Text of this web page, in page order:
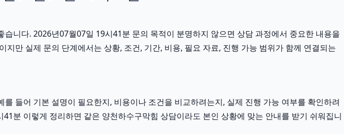
니다. 2026년07월07일 19시41분 문의 목적이 분명하지 않으면 상담 과정에서 중요한 내용을
만 실제 문의 단계에서는 상황, 조건, 기간, 비용, 필요 자료, 진행 가능 범위가 함께 연결되는
들어 기본 설명이 필요한지, 비용이나 조건을 비교하려는지, 실제 진행 가능 여부를 확인하려
분 이렇게 정리하면 같은 양천하수구막힘 상담이라도 본인 상황에 맞는 안내를 받기 쉬워집니